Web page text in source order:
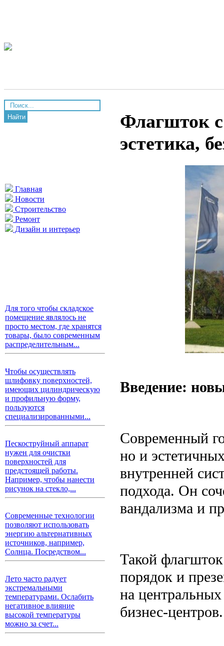
Найти
Главная
Новости
Строительство
Ремонт
Дизайн и интерьер
Для того чтобы складское
помещение являлось не
просто местом, где хранятся
товары, было современным
распределительным...
Чтобы осуществлять
шлифовку поверхностей,
имеющих цилиндрическую
и профильную форму,
пользуются
специализированными...
Пескоструйный аппарат
нужен для очистки
поверхностей для
предстоящей работы.
Например, чтобы нанести
рисунок на стекло,...
Современные технологии
позволяют использовать
энергию альтернативных
источников, например,
Солнца. Посредством...
Лето часто радует
экстремальными
температурами. Ослабить
негативное влияние
высокой температуры
можно за счет...
Флагшток
эстетика,
Введение:
Современный
но и
внутренней
подхода. Он
вандализма и
Такой
порядок и
на
бизнес-центров.